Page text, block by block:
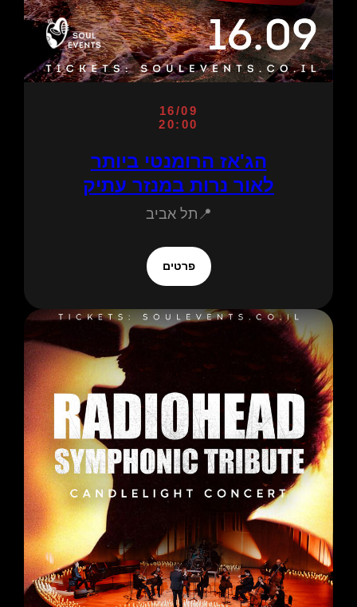
16/09
20:00
הג'אז הרומנטי ביותר
לאור נרות במנזר עתיק
📍תל אביב
פרטים